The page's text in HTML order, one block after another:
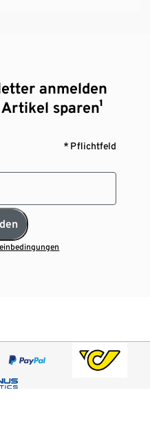
anmelden
sparen¹
* Pflichtfeld